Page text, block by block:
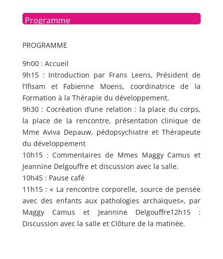
Programme
PROGRAMME
9h00 : Accueil
9h15 : Introduction par Frans Leens, Président de
l’Ifisam et Fabienne Moens, coordinatrice de la
Formation à la Thérapie du développement.
9h30 : Cocréation d’une relation : la place du corps,
la place de la rencontre, présentation clinique de
Mme Aviva Depauw, pédopsychiatre et Thérapeute
du développement
10h15 : Commentaires de Mmes Maggy Camus et
Jeannine Delgouffre et discussion avec la salle.
10h45 : Pause café
11h15 : « La rencontre corporelle, source de pensée
avec des enfants aux pathologies archaïques», par
Maggy Camus et Jeannine Delgouffre12h15 :
Discussion avec la salle et Clôture de la matinée.